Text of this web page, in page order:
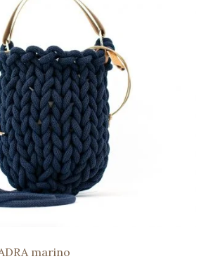
marino